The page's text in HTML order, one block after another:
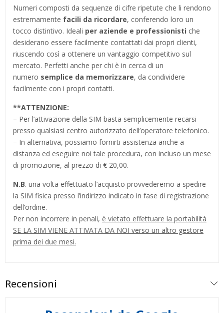
Numeri composti da sequenze di cifre ripetute che li rendono
estremamente facili da ricordare, conferendo loro un
tocco distintivo. Ideali per aziende e professionisti che
desiderano essere facilmente contattati dai propri clienti,
riuscendo così a ottenere un vantaggio competitivo sul
mercato. Perfetti anche per chi è in cerca di un
numero semplice da memorizzare, da condividere
facilmente con i propri contatti.
**ATTENZIONE:
– Per l’attivazione della SIM basta semplicemente recarsi
presso qualsiasi centro autorizzato dell’operatore telefonico.
– In alternativa, possiamo fornirti assistenza anche a
distanza ed eseguire noi tale procedura, con incluso un mese
di promozione, al prezzo di € 20,00.
N.B. una volta effettuato l’acquisto provvederemo a spedire
la SIM fisica presso l’indirizzo indicato in fase di registrazione
dell’ordine.
Per non incorrere in penali, è vietato effettuare la portabilità
SE LA SIM VIENE ATTIVATA DA NOI verso un altro gestore
prima dei due mesi.
Recensioni